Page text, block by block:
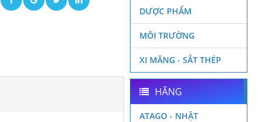
DƯỢC PHẨM
MÔI TRƯỜNG
XI MĂNG - SẮT THÉP
HÃNG
ATAGO - NHẬT